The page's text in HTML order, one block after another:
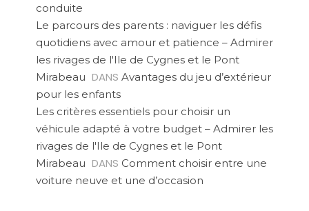
conduite
Le parcours des parents : naviguer les défis
quotidiens avec amour et patience – Admirer
les rivages de l'Ile de Cygnes et le Pont
Mirabeau DANS Avantages du jeu d’extérieur
pour les enfants
Les critères essentiels pour choisir un
véhicule adapté à votre budget – Admirer les
rivages de l'Ile de Cygnes et le Pont
Mirabeau DANS Comment choisir entre une
voiture neuve et une d’occasion